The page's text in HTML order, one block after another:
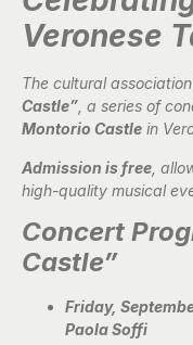
Veronese
The cultural association
Castle” , a series of
Montorio Castle in
Admission is free ,
high-quality musical
Concert
Castle”
Friday,
Paola Soffi